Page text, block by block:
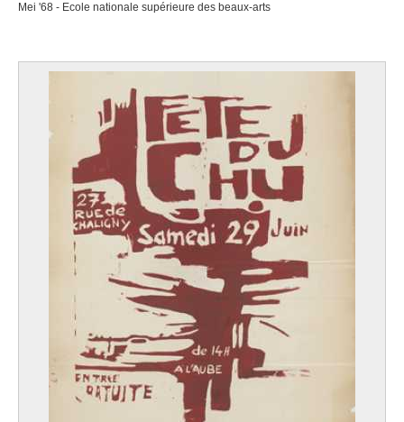
Mei '68 - Ecole nationale supérieure des beaux-arts